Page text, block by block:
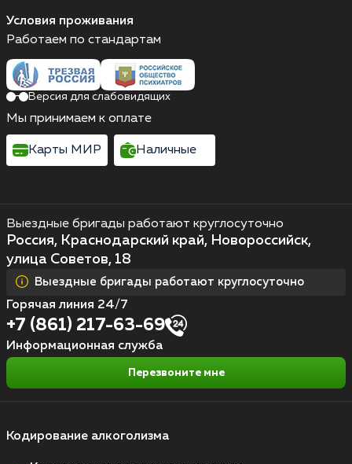
Условия проживания
Кодирование алкоголизма
Выездные бригады работают круглосуточно
Россия, Краснодарский край, Новороссийск,
улица Советов, 18
Выездные бригады работают круглосуточно
Горячая линия 24/7
+7 (861) 217-63-69
Информационная служба
Перезвоните мне
Работаем по стандартам
Версия для слабовидящих
Мы принимаем к оплате
Карты МИР Наличные